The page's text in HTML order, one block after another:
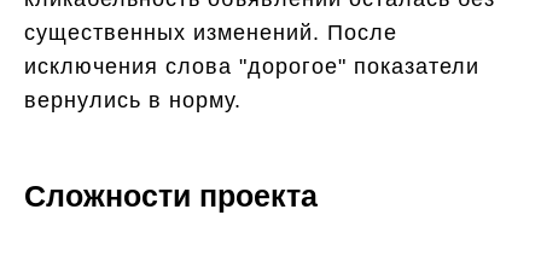
существенных изменений. После
исключения слова "дорогое" показатели
вернулись в норму.
Сложности проекта